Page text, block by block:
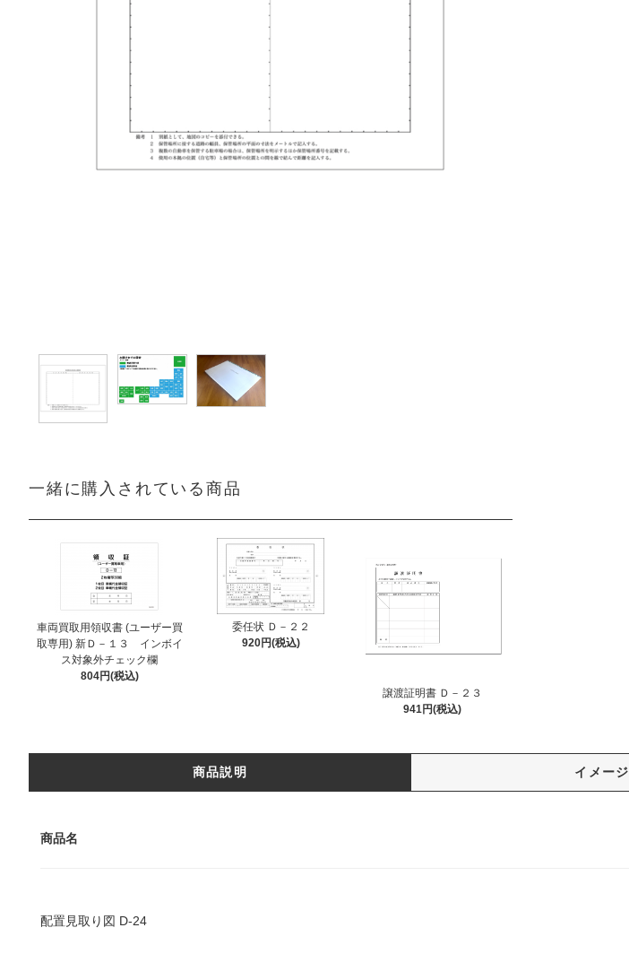
一緒に購入されている商品
車両買取用領収書 (ユーザー買
取専用) 新Ｄ－１３ インボイ
ス対象外チェック欄
804円(税込)
委任状 Ｄ－２２
920円(税込)
譲渡証明書 Ｄ－２３
941円(税込)
商品説明 イメージ
商品名
配置見取り図 D-24